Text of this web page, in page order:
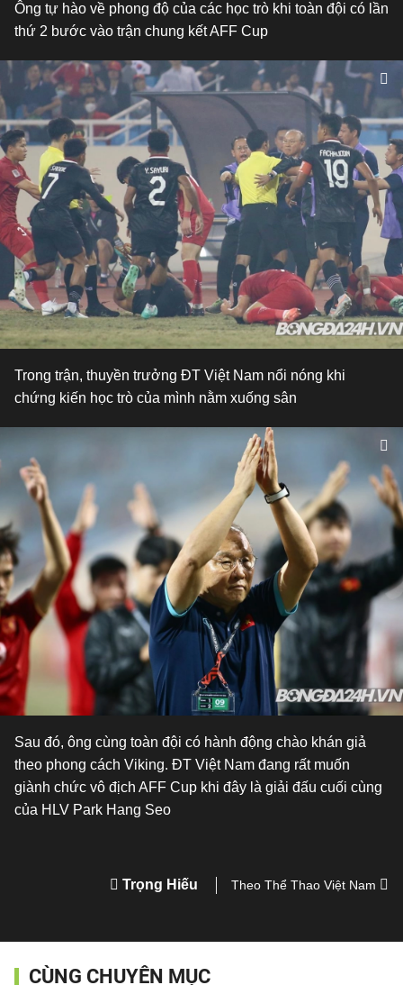
Ông tự hào về phong độ của các học trò khi toàn đội có lần
thứ 2 bước vào trận chung kết AFF Cup
Trong trận, thuyền trưởng ĐT Việt Nam nổi nóng khi
chứng kiến học trò của mình nằm xuống sân
Sau đó, ông cùng toàn đội có hành động chào khán giả
theo phong cách Viking. ĐT Việt Nam đang rất muốn
giành chức vô địch AFF Cup khi đây là giải đấu cuối cùng
của HLV Park Hang Seo
Trọng Hiếu Theo Thể Thao Việt Nam
CÙNG CHUYÊN MỤC